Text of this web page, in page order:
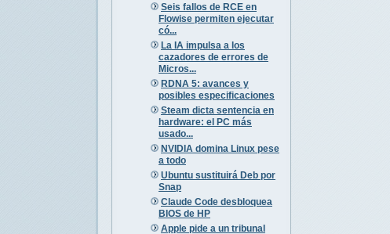
Seis fallos de RCE en
Flowise permiten ejecutar
có...
La IA impulsa a los
cazadores de errores de
Micros...
RDNA 5: avances y
posibles especificaciones
Steam dicta sentencia en
hardware: el PC más
usado...
NVIDIA domina Linux pese
a todo
Ubuntu sustituirá Deb por
Snap
Claude Code desbloquea
BIOS de HP
Apple pide a un tribunal